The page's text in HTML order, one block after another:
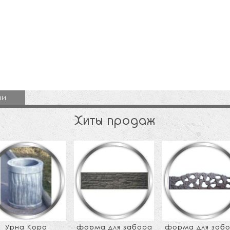
Хиты продаж
Урна Кора
форма для забора
форма для